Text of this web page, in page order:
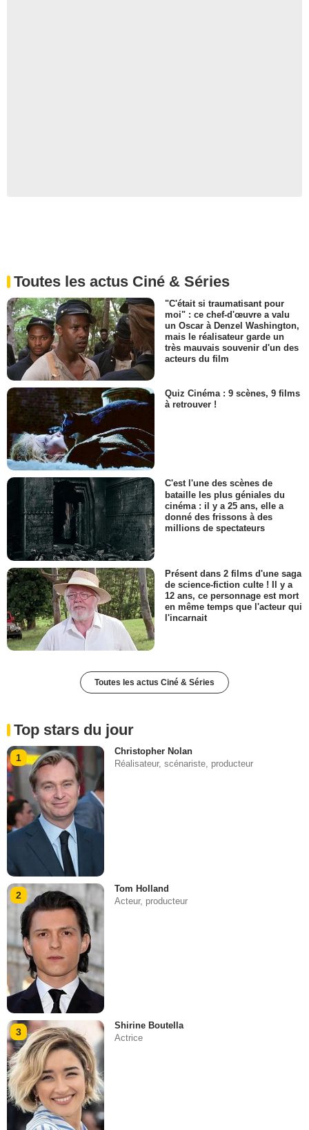
Toutes les actus Ciné & Séries
"C'était si traumatisant pour
moi" : ce chef-d'œuvre a valu
un Oscar à Denzel Washington,
mais le réalisateur garde un
très mauvais souvenir d'un des
acteurs du film
Quiz Cinéma : 9 scènes, 9 films
à retrouver !
C'est l'une des scènes de
bataille les plus géniales du
cinéma : il y a 25 ans, elle a
donné des frissons à des
millions de spectateurs
Présent dans 2 films d'une saga
de science-fiction culte ! Il y a
12 ans, ce personnage est mort
en même temps que l'acteur qui
l'incarnait
Toutes les actus Ciné & Séries
Top stars du jour
1
Christopher Nolan
Réalisateur, scénariste, producteur
2
Tom Holland
Acteur, producteur
3
Shirine Boutella
Actrice